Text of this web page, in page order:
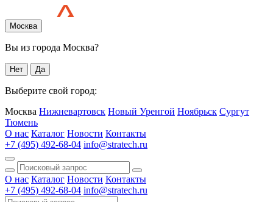
Москва
Вы из города Москва?
Нет Да
Выберите свой город:
Москва Нижневартовск Новый Уренгой Ноябрьск Сургут
Тюмень
О нас Каталог Новости Контакты
+7 (495) 492-68-04 info@stratech.ru
О нас Каталог Новости Контакты
+7 (495) 492-68-04 info@stratech.ru